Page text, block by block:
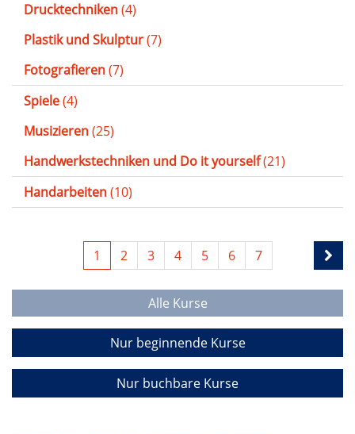
Drucktechniken(4)
Plastik und Skulptur(7)
Fotografieren(7)
Spiele(4)
Musizieren(25)
Handwerkstechniken und Do it yourself(21)
Handarbeiten(10)
1 2 3 4 5 6 7
Alle Kurse
Nur beginnende Kurse
Nur buchbare Kurse